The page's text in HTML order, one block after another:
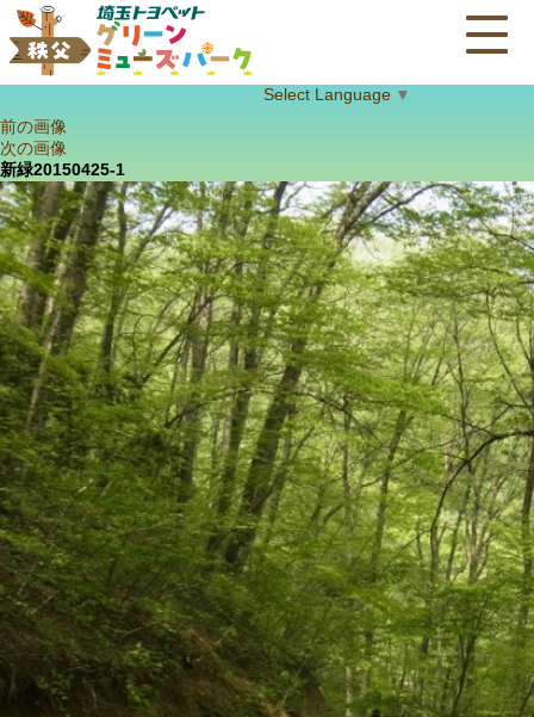
Select Language ▼
前の画像
次の画像
新緑20150425-1